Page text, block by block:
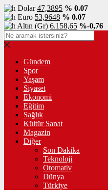
Dolar47,3895 % 0.07
Euro 53,9648 % 0.07
Altın (Gr) 6.158,65 %-0,76
Gündem
Spor
Yaşam
Siyaset
Ekonomi
Eğitim
Sağlık
Kültür Sanat
Magazin
Diğer
Son Dakika
Teknoloji
Otomativ
Dünya
Türkiye